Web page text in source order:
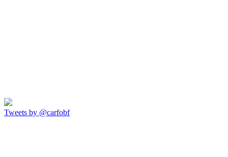
Tweets by @carfobf